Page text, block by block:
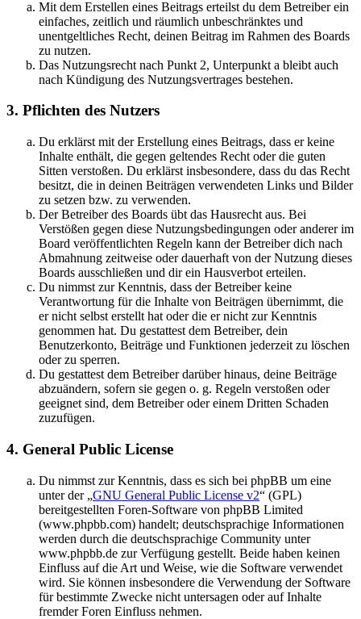
Mit dem Erstellen eines Beitrags erteilst du dem Betreiber ein
einfaches, zeitlich und räumlich unbeschränktes und
unentgeltliches Recht, deinen Beitrag im Rahmen des Boards
zu nutzen.
Das Nutzungsrecht nach Punkt 2, Unterpunkt a bleibt auch
nach Kündigung des Nutzungsvertrages bestehen.
3. Pflichten des Nutzers
Du erklärst mit der Erstellung eines Beitrags, dass er keine
Inhalte enthält, die gegen geltendes Recht oder die guten
Sitten verstoßen. Du erklärst insbesondere, dass du das Recht
besitzt, die in deinen Beiträgen verwendeten Links und Bilder
zu setzen bzw. zu verwenden.
Der Betreiber des Boards übt das Hausrecht aus. Bei
Verstößen gegen diese Nutzungsbedingungen oder anderer im
Board veröffentlichten Regeln kann der Betreiber dich nach
Abmahnung zeitweise oder dauerhaft von der Nutzung dieses
Boards ausschließen und dir ein Hausverbot erteilen.
Du nimmst zur Kenntnis, dass der Betreiber keine
Verantwortung für die Inhalte von Beiträgen übernimmt, die
er nicht selbst erstellt hat oder die er nicht zur Kenntnis
genommen hat. Du gestattest dem Betreiber, dein
Benutzerkonto, Beiträge und Funktionen jederzeit zu löschen
oder zu sperren.
Du gestattest dem Betreiber darüber hinaus, deine Beiträge
abzuändern, sofern sie gegen o. g. Regeln verstoßen oder
geeignet sind, dem Betreiber oder einem Dritten Schaden
zuzufügen.
4. General Public License
Du nimmst zur Kenntnis, dass es sich bei phpBB um eine
unter der „GNU General Public License v2“ (GPL)
bereitgestellten Foren-Software von phpBB Limited
(www.phpbb.com) handelt; deutschsprachige Informationen
werden durch die deutschsprachige Community unter
www.phpbb.de zur Verfügung gestellt. Beide haben keinen
Einfluss auf die Art und Weise, wie die Software verwendet
wird. Sie können insbesondere die Verwendung der Software
für bestimmte Zwecke nicht untersagen oder auf Inhalte
fremder Foren Einfluss nehmen.